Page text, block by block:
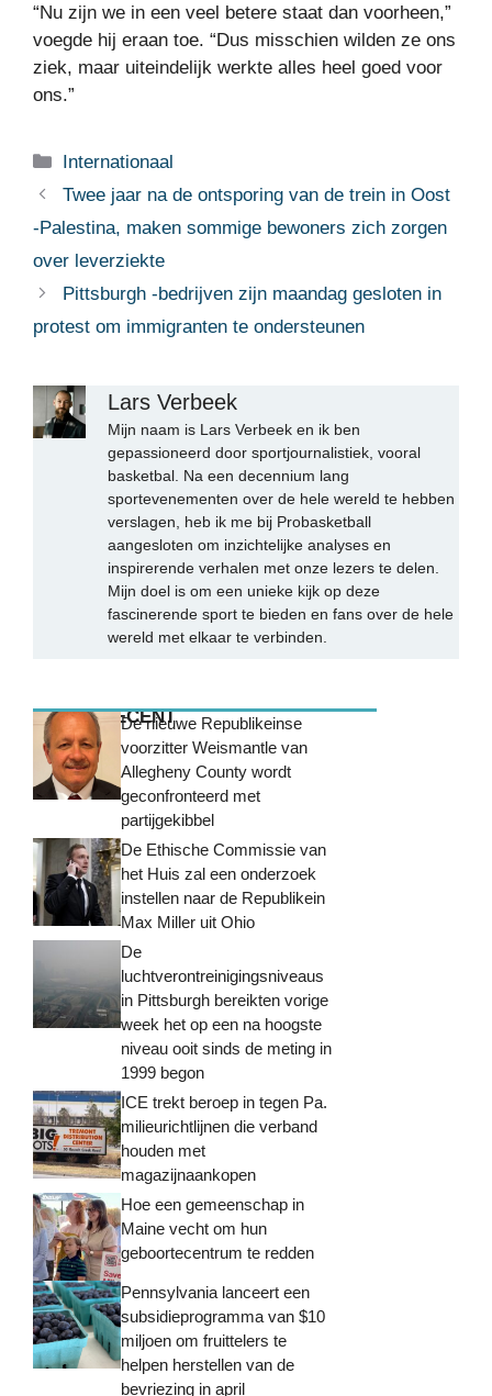
“Nu zijn we in een veel betere staat dan voorheen,”
voegde hij eraan toe. “Dus misschien wilden ze ons
ziek, maar uiteindelijk werkte alles heel goed voor
ons.”
Categorieën
Internationaal
Twee jaar na de ontsporing van de trein in Oost
-Palestina, maken sommige bewoners zich zorgen
over leverziekte
Pittsburgh -bedrijven zijn maandag gesloten in
protest om immigranten te ondersteunen
Lars Verbeek
Mijn naam is Lars Verbeek en ik ben
gepassioneerd door sportjournalistiek, vooral
basketbal. Na een decennium lang
sportevenementen over de hele wereld te hebben
verslagen, heb ik me bij Probasketball
aangesloten om inzichtelijke analyses en
inspirerende verhalen met onze lezers te delen.
Mijn doel is om een unieke kijk op deze
fascinerende sport te bieden en fans over de hele
wereld met elkaar te verbinden.
MEEST RECENTDe nieuwe Republikeinse
voorzitter Weismantle van
Allegheny County wordt
geconfronteerd met
partijgekibbel
De Ethische Commissie van
het Huis zal een onderzoek
instellen naar de Republikein
Max Miller uit Ohio
De
luchtverontreinigingsniveaus
in Pittsburgh bereikten vorige
week het op een na hoogste
niveau ooit sinds de meting in
1999 begon
ICE trekt beroep in tegen Pa.
milieurichtlijnen die verband
houden met
magazijnaankopen
Hoe een gemeenschap in
Maine vecht om hun
geboortecentrum te redden
Pennsylvania lanceert een
subsidieprogramma van $10
miljoen om fruittelers te
helpen herstellen van de
bevriezing in april